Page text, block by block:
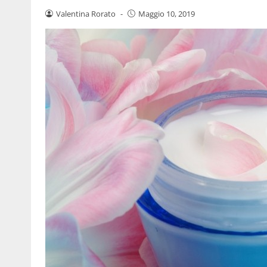
Valentina Rorato - Maggio 10, 2019